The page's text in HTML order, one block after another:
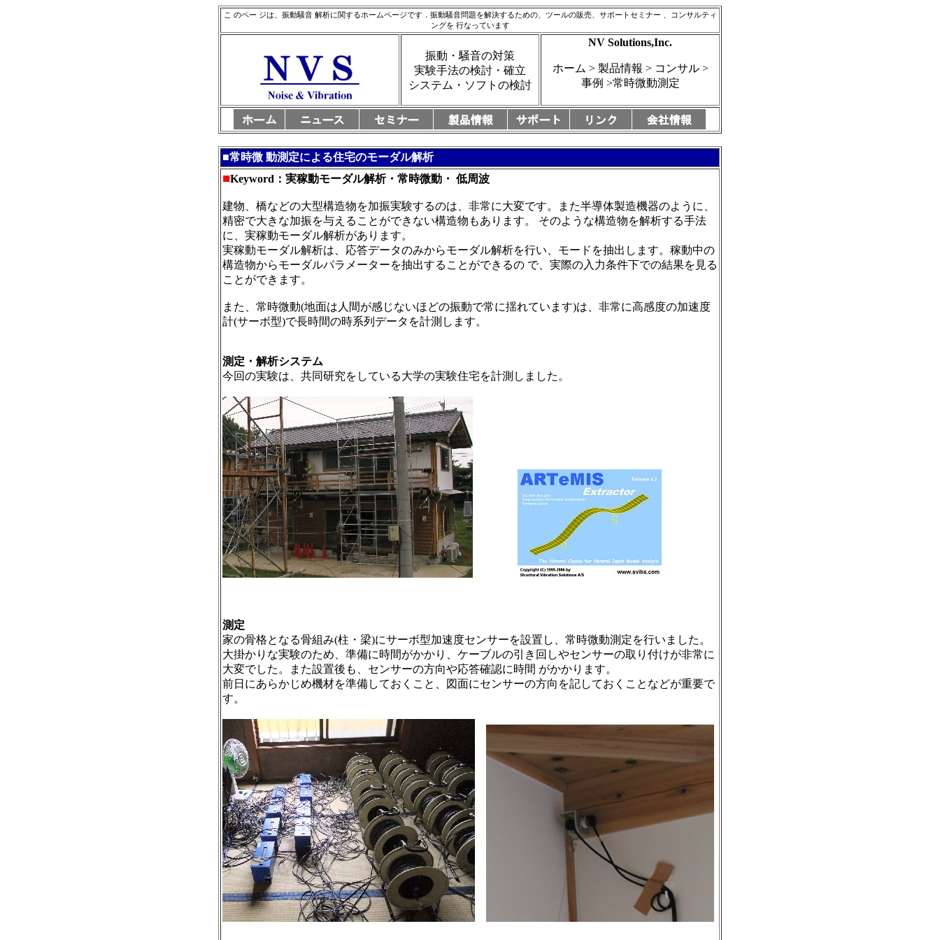
こ のペー ジは、振動騒音 解析に関するホームページです．振動騒音問題を解決するための、 ツールの販売、サポートセミナー 、コンサルティ
ングを 行なっています
振動・騒音の対策
実験手法の検討・確立
システム・ソフトの検討
NV Solutions,Inc.
ホーム > 製品情報 > コンサル >
事例 >常時微動測定
■常時微 動測定による住宅のモーダル解析
■Keyword：実稼動モーダル解析・常時微動・ 低周波
建物、橋などの大型構造物を加振実験するのは、非常に大変です。また半導体製造機器のように、
精密で大きな加振を与えることができない構造物もあります。 そのような構造物を解析する手法
に、実稼動モーダル解析があります。
実稼動モーダル解析は、応答データのみからモーダル解析を行い、モードを抽出します。稼動中の
構造物からモーダルパラメーターを抽出することができるの で、実際の入力条件下での結果を見る
ことができます。
また、常時微動(地面は人間が感じないほどの振動で常に揺れています)は、非常に高感度の加速度
計(サーボ型)で長時間の時系列データを計測します。
測定・解析システム
今回の実験は、共同研究をしている大学の実験住宅を計測しました。
測定
家の骨格となる骨組み(柱・梁)にサーボ型加速度センサーを設置し、常時微動測定を行いました。
大掛かりな実験のため、準備に時間がかかり、ケーブルの引き回しやセンサーの取り付けが非常に
大変でした。また設置後も、センサーの方向や応答確認に時間 がかかります。
前日にあらかじめ機材を準備しておくこと、図面にセンサーの方向を記しておくことなどが重要で
す。